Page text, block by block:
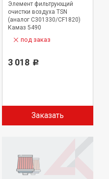
Элемент фильтрующий
очистки воздуха TSN
(аналог С301330/CF1820)
Камаз 5490
под заказ
3 018 Р
Заказать